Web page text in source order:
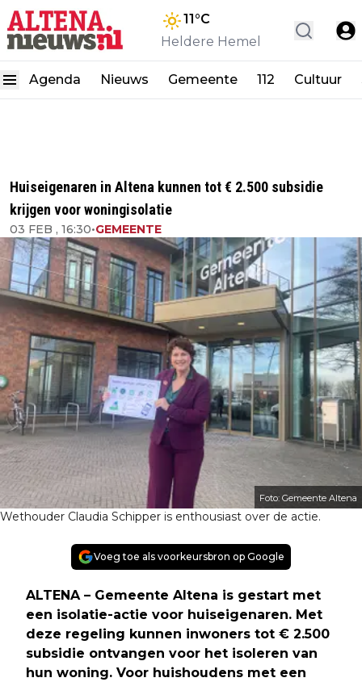
11°C
Heldere Hemel
Agenda Nieuws Gemeente 112 Cultuur
Huiseigenaren in Altena kunnen tot € 2.500 subsidie
krijgen voor woningisolatie
03 FEB , 16:30•GEMEENTE
Foto: Gemeente Altena
Wethouder Claudia Schipper is enthousiast over de actie.
Voeg toe als voorkeursbron op Google
ALTENA – Gemeente Altena is gestart met
een isolatie-actie voor huiseigenaren. Met
deze regeling kunnen inwoners tot € 2.500
subsidie ontvangen voor het isoleren van
hun woning. Voor huishoudens met een